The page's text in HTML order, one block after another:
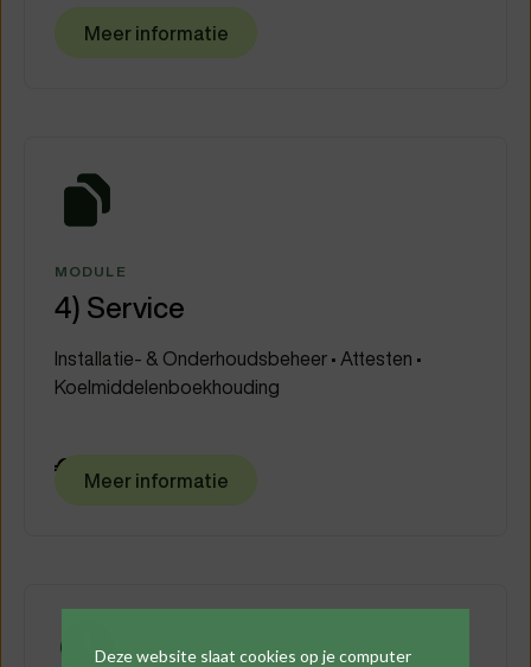
Deze website slaat cookies op je computer
Meer informatie
MODULE
4) Service
Installatie- & Onderhoudsbeheer • Attesten •
Koelmiddelenboekhouding
€ 50/maand
Meer informatie